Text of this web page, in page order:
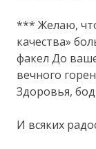
*** Желаю,
качества»
факел До
вечного
Здоровья,
И всяких